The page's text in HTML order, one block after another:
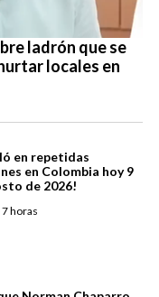
ladrón que se
locales en
en repetidas
en Colombia hoy 9
de 2026!
7 horas